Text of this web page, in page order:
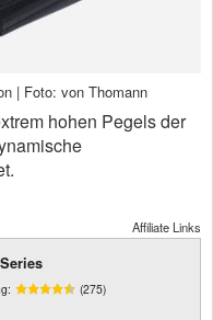
| Foto: von Thomann
hohen Pegels der
Affiliate Links
(275)